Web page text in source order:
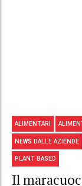
ALIMENTARI
NEWS DALLE AZIENDE
PLANT BASED
Il